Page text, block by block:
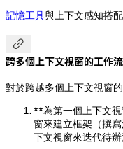
記憶工具與上下文感知搭

跨多個上下文視窗的工作
對於跨越多個上下文視窗的
**為第一個上下文
窗來建立框架（撰
下文視窗來迭代待辦